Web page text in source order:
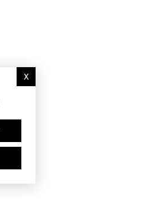
XMasquer le bandeau des cookies